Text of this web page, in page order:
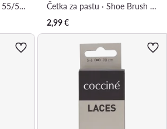
Sprej za njegu · Vernilux 55/53/250/A/v10
Četka za pastu · Shoe Brush For Wax Application 621/11AZ
2,99€